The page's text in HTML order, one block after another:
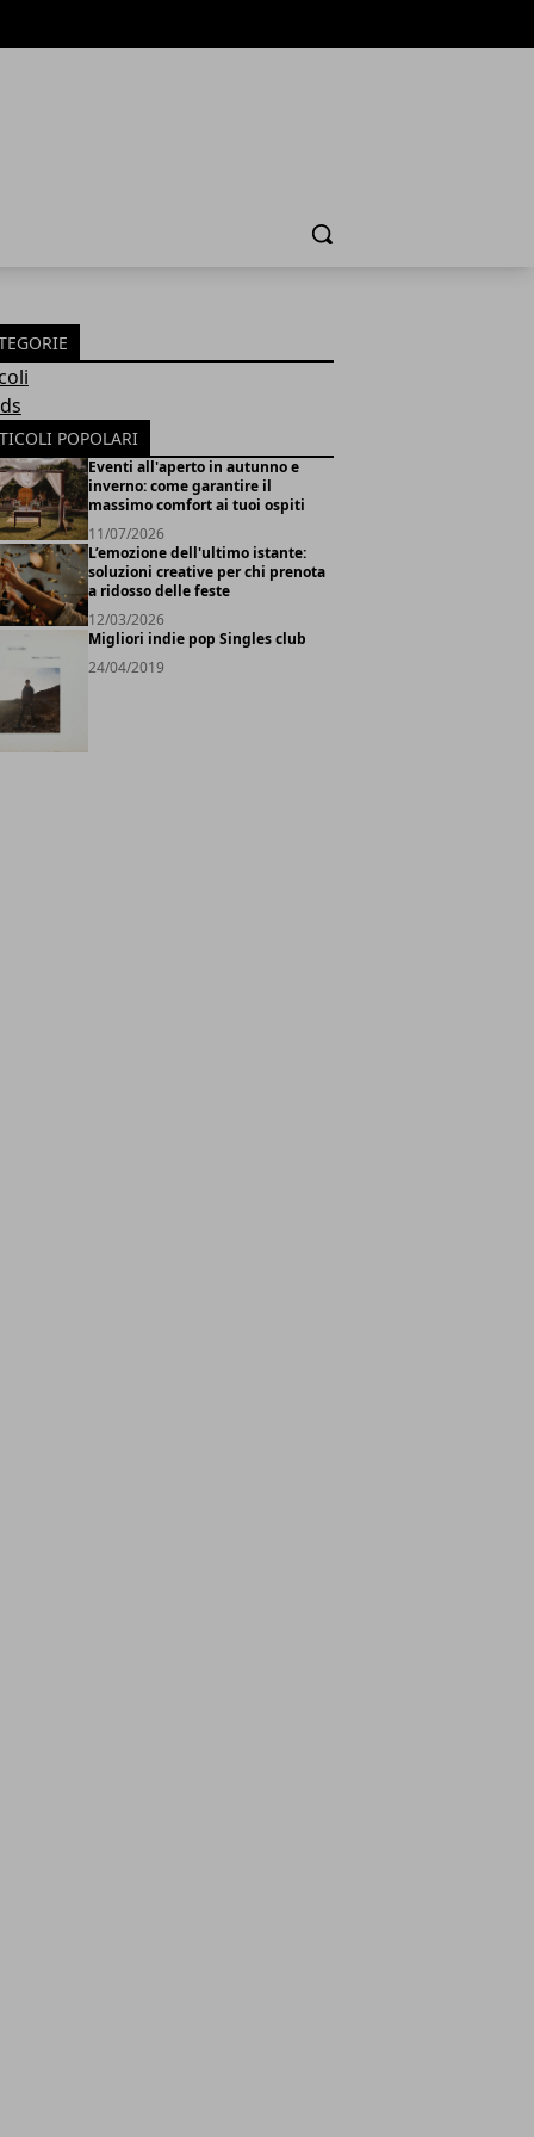
Cerca
POPOLARI
Eventi all'aperto in autunno e
inverno: come garantire il
massimo comfort ai tuoi ospiti
11/07/2026
L’emozione dell'ultimo istante:
soluzioni creative per chi prenota
a ridosso delle feste
12/03/2026
Migliori indie pop Singles club
24/04/2019